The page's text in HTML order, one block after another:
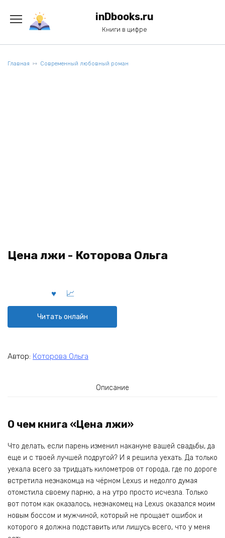
содержанию
inDbooks.ru
Книги в цифре
Главная Современный любовный роман
Цена лжи - Которова Ольга
Читать онлайн
Автор: Которова Ольга
Описание
О чем книга «Цена лжи»
Что делать, если парень изменил накануне вашей свадьбы, да
еще и с твоей лучшей подругой? И я решила уехать. Да только
уехала всего за тридцать километров от города, где по дороге
встретила незнакомца на чёрном Lexus и недолго думая
отомстила своему парню, а на утро просто исчезла. Только
вот потом как оказалось, незнакомец на Lexus оказался моим
новым боссом и мужчиной, который не прощает ошибок и
которого я должна подставить или лишусь всего, что у меня